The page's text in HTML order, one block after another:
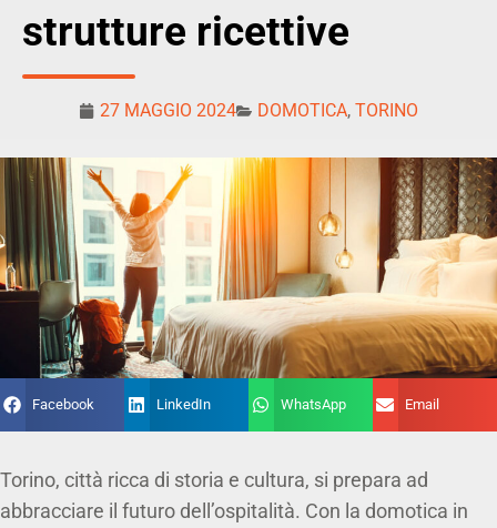
strutture ricettive
27 MAGGIO 2024 DOMOTICA, TORINO
Facebook LinkedIn WhatsApp Email
Torino, città ricca di storia e cultura, si prepara ad
abbracciare il futuro dell’ospitalità. Con la domotica in